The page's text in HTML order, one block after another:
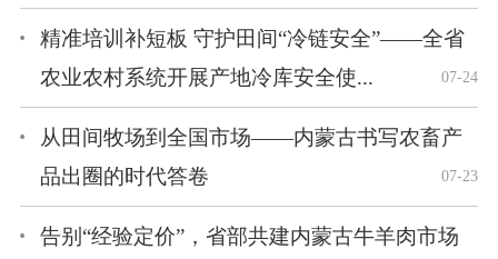
精准培训补短板 守护田间“冷链安全”——全省
农业农村系统开展产地冷库安全使...
07-24
从田间牧场到全国市场——内蒙古书写农畜产
品出圈的时代答卷
07-23
告别“经验定价”，省部共建内蒙古牛羊肉市场